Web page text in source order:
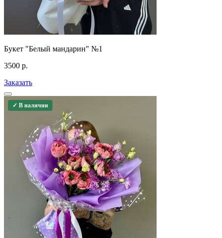
Букет "Белый мандарин" №1
3500 р.
Заказать
✓ В наличии